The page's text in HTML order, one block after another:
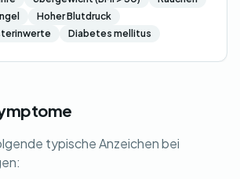
Hoher Blutdruck
Diabetes mellitus
typische Anzeichen bei